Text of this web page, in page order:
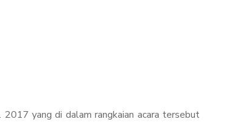
2017 yang di dalam rangkaian acara tersebut